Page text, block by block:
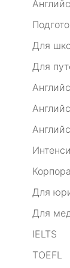
Для
Для
Для
Для
IELTS
TOEFL